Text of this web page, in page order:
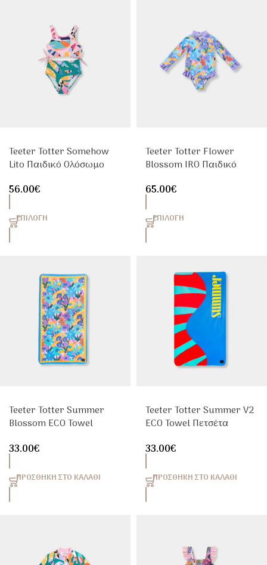
Teeter Totter Somehow
Lito Παιδικό Ολόσωμο
56.00€
ΕΠΙΛΟΓΉ
Teeter Totter Flower
Blossom IRO Παιδικό
Μαγιό Κορίτσι UPF50+
65.00€
ΕΠΙΛΟΓΉ
Teeter Totter Summer
Blossom ECO Towel
Dry
33.00€
ΠΡΟΣΘΉΚΗ ΣΤΟ ΚΑΛΆΘΙ
Teeter Totter Summer V2
ECO Towel Πετσέτα
33.00€
ΠΡΟΣΘΉΚΗ ΣΤΟ ΚΑΛΆΘΙ